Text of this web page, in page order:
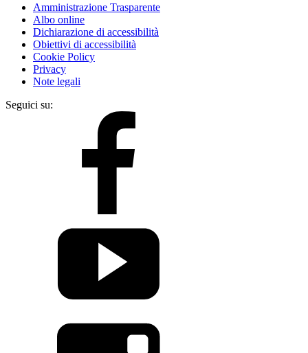
Amministrazione Trasparente
Albo online
Dichiarazione di accessibilità
Obiettivi di accessibilità
Cookie Policy
Privacy
Note legali
Seguici su: